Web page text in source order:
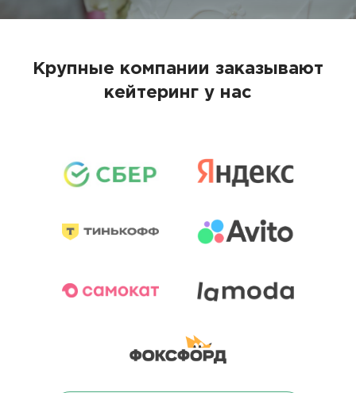
Крупные компании заказывают
кейтеринг у нас